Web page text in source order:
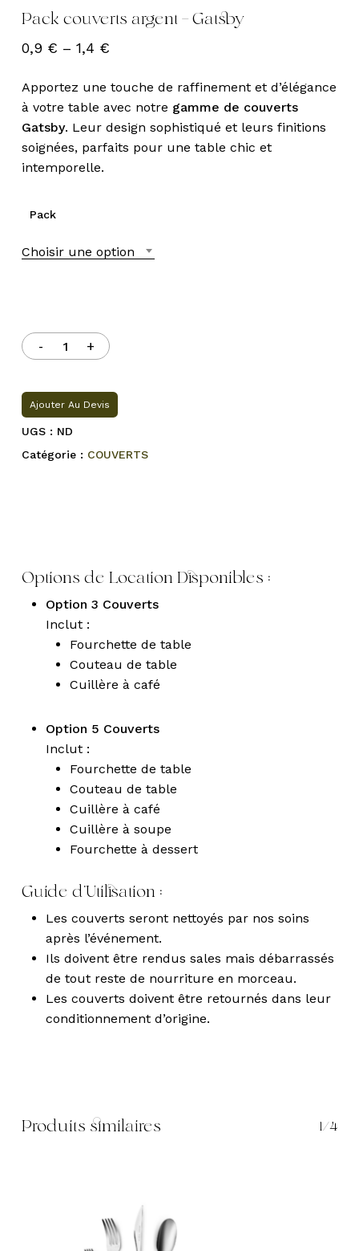
Pack couverts argent – Gatsby
0,9 € – 1,4 €
Apportez une touche de raffinement et d’élégance
à votre table avec notre gamme de couverts
Gatsby. Leur design sophistiqué et leurs finitions
soignées, parfaits pour une table chic et
intemporelle.
Pack
Choisir une option
Ajouter Au Devis
UGS : ND
Catégorie : COUVERTS
Options de Location Disponibles :
Option 3 Couverts
Inclut :
Fourchette de table
Couteau de table
Cuillère à café
Option 5 Couverts
Inclut :
Fourchette de table
Couteau de table
Cuillère à café
Cuillère à soupe
Fourchette à dessert
Guide d’Utilisation :
Les couverts seront nettoyés par nos soins
après l’événement.
Ils doivent être rendus sales mais débarrassés
de tout reste de nourriture en morceau.
Les couverts doivent être retournés dans leur
conditionnement d’origine.
Produits similaires 1/4